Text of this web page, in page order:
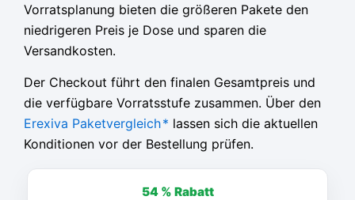
Vorratsplanung bieten die größeren Pakete den
niedrigeren Preis je Dose und sparen die
Versandkosten.
Der Checkout führt den finalen Gesamtpreis und
die verfügbare Vorratsstufe zusammen. Über den
Erexiva Paketvergleich* lassen sich die aktuellen
Konditionen vor der Bestellung prüfen.
54 % Rabatt